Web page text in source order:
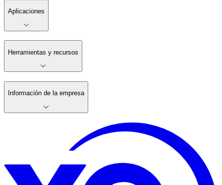
Aplicaciones
Herramientas y recursos
Información de la empresa